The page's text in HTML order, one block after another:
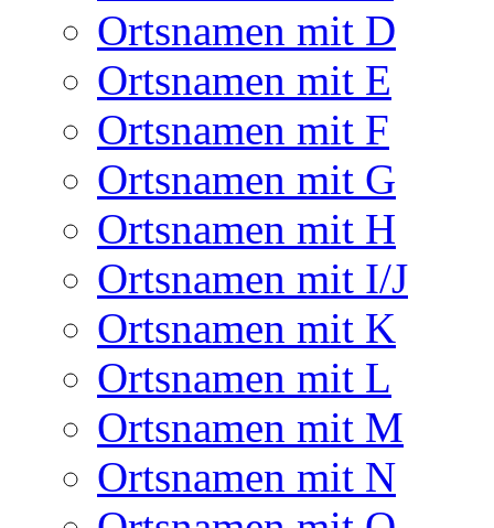
Ortsnamen mit D
Ortsnamen mit E
Ortsnamen mit F
Ortsnamen mit G
Ortsnamen mit H
Ortsnamen mit I/J
Ortsnamen mit K
Ortsnamen mit L
Ortsnamen mit M
Ortsnamen mit N